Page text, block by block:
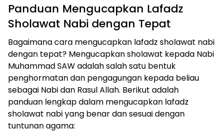
Panduan Mengucapkan Lafadz
Sholawat Nabi dengan Tepat
Bagaimana cara mengucapkan lafadz sholawat nabi
dengan tepat? Mengucapkan sholawat kepada Nabi
Muhammad SAW adalah salah satu bentuk
penghormatan dan pengagungan kepada beliau
sebagai Nabi dan Rasul Allah. Berikut adalah
panduan lengkap dalam mengucapkan lafadz
sholawat nabi yang benar dan sesuai dengan
tuntunan agama: